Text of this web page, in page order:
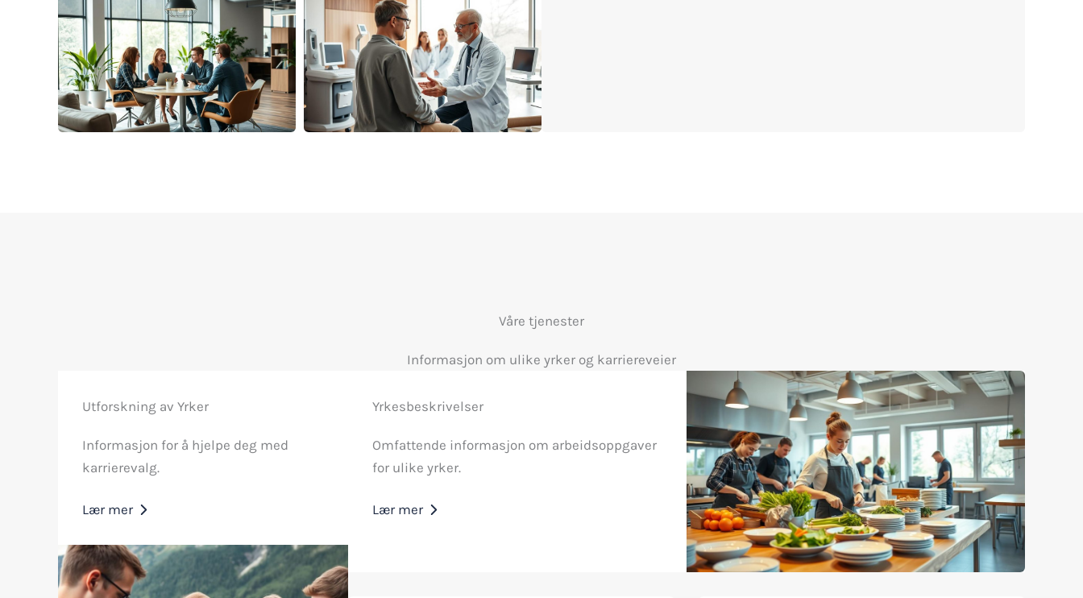
Våre tjenester
Informasjon om ulike yrker og karriereveier
Utforskning av Yrker
Informasjon for å hjelpe deg med
karrierevalg.
Lær mer
Yrkesbeskrivelser
Omfattende informasjon om arbeidsoppgaver
for ulike yrker.
Lær mer